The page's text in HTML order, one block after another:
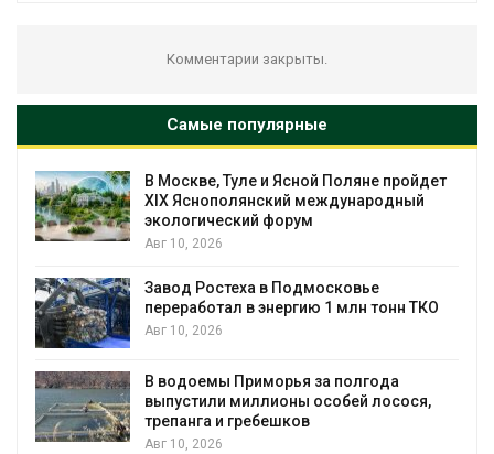
Комментарии закрыты.
Самые популярные
В Москве, Туле и Ясной Поляне пройдет
XIX Яснополянский международный
экологический форум
Авг 10, 2026
Завод Ростеха в Подмосковье
переработал в энергию 1 млн тонн ТКО
Авг 10, 2026
В водоемы Приморья за полгода
выпустили миллионы особей лосося,
трепанга и гребешков
Авг 10, 2026